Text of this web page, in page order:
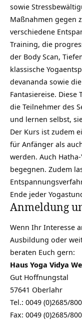
sowie
Maßnahmen gegen
verschiedene
Training, die
der Body Scan,
klassische
devananda sowie
Fantasiereise.
die Teilnehmer des
und lernen selbst,
Der Kurs ist zudem
für Anfänger als
werden. Auch
begegnen. Zudem
Ende jeder
Anmeldung
Wenn Ihr Interesse
Ausbildung oder
beraten Euch gern:
Haus Yoga Vidya
Gut Hoffnungstal
57641 Oberlahr
Tel.: 0049 (0)2685/
Fax: 0049 (0)2685/